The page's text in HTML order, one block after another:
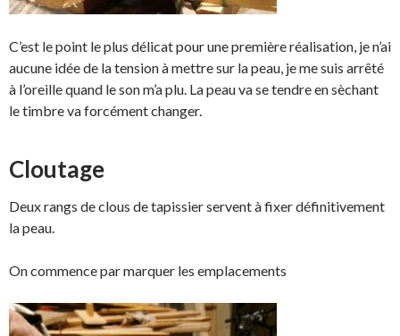
C’est le point le plus délicat pour une première réalisation, je n’ai
aucune idée de la tension à mettre sur la peau, je me suis arrêté
à l’oreille quand le son m’a plu. La peau va se tendre en sèchant
le timbre va forcément changer.
Cloutage
Deux rangs de clous de tapissier servent à fixer définitivement
la peau.
On commence par marquer les emplacements